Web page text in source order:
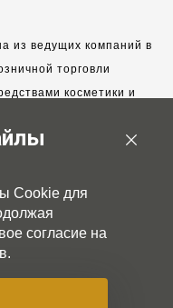
из ведущих компаний в
торговли
косметики и
к сотрудничеству
на взаимовыгодные,
отношения.
Cookie для
согласие на